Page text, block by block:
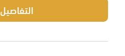
التفاصيل